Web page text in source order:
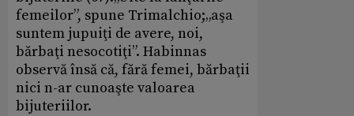
femeilor”, spune Trimalchio;„aşa
suntem jupuiţi de avere, noi,
bărbaţi nesocotiţi”. Habinnas
observă însă că, fără femei, bărbaţii
nici n-ar cunoaşte valoarea
bijuteriilor.